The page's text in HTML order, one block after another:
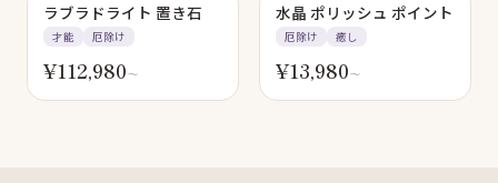
ラブラドライト 置き石
才能 厄除け
¥112,980〜
水晶 ポリッシュ ポイント
厄除け 癒し
¥13,980〜